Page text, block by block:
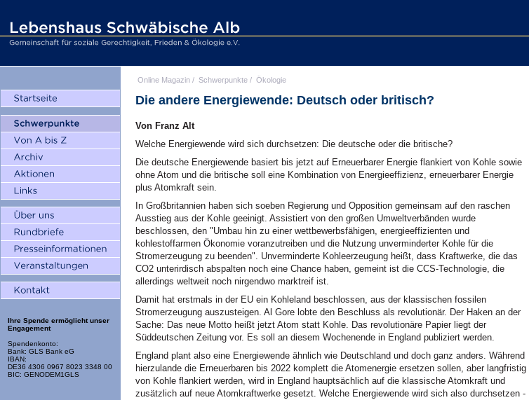
Ihre Spende ermöglicht unser
Engagement
Spendenkonto:
Bank: GLS Bank eG
IBAN:
DE36 4306 0967 8023 3348 00
BIC: GENODEM1GLS
Online Magazin / Schwerpunkte / Ökologie
Die andere Energiewende: Deutsch oder britisch?
Von Franz Alt
Welche Energiewende wird sich durchsetzen: Die deutsche oder die britische?
Die deutsche Energiewende basiert bis jetzt auf Erneuerbarer Energie flankiert von Kohle sowie
ohne Atom und die britische soll eine Kombination von Energieeffizienz, erneuerbarer Energie
plus Atomkraft sein.
In Großbritannien haben sich soeben Regierung und Opposition gemeinsam auf den raschen
Ausstieg aus der Kohle geeinigt. Assistiert von den großen Umweltverbänden wurde
beschlossen, den "Umbau hin zu einer wettbewerbsfähigen, energieeffizienten und
kohlestoffarmen Ökonomie voranzutreiben und die Nutzung unverminderter Kohle für die
Stromerzeugung zu beenden". Unverminderte Kohleerzeugung heißt, dass Kraftwerke, die das
CO2 unterirdisch abspalten noch eine Chance haben, gemeint ist die CCS-Technologie, die
allerdings weltweit noch nirgendwo marktreif ist.
Damit hat erstmals in der EU ein Kohleland beschlossen, aus der klassischen fossilen
Stromerzeugung auszusteigen. Al Gore lobte den Beschluss als revolutionär. Der Haken an der
Sache: Das neue Motto heißt jetzt Atom statt Kohle. Das revolutionäre Papier liegt der
Süddeutschen Zeitung vor. Es soll an diesem Wochenende in England publiziert werden.
England plant also eine Energiewende ähnlich wie Deutschland und doch ganz anders. Während
hierzulande die Erneuerbaren bis 2022 komplett die Atomenergie ersetzen sollen, aber langfristig
von Kohle flankiert werden, wird in England hauptsächlich auf die klassische Atomkraft und
zusätzlich auf neue Atomkraftwerke gesetzt. Welche Energiewende wird sich also durchsetzen -